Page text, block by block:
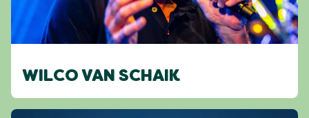
WILCO VAN SCHAIK